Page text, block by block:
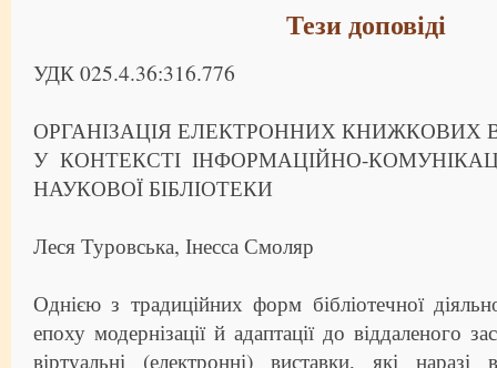
Тези доповіді
УДК 025.4.36:316.776
ОРГАНІЗАЦІЯ ЕЛЕКТРОННИХ КНИЖКОВИХ
У КОНТЕКСТІ ІНФОРМАЦІЙНО-
НАУКОВОЇ БІБЛІОТЕКИ
Леся Туровська, Інесса Смоляр
Однією з традиційних форм бібліотечної
епоху модернізації й адаптації до віддаленого
віртуальні (електронні) виставки, які